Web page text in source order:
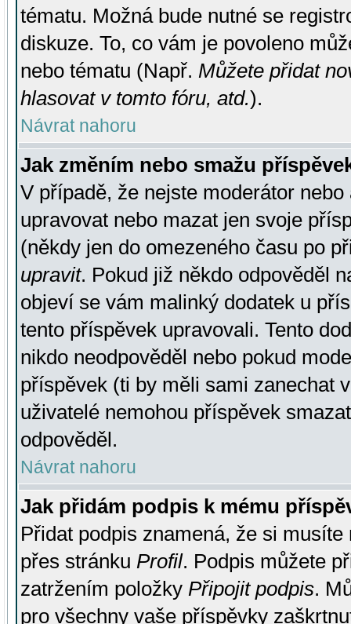
tématu. Možná bude nutné se
diskuze. To, co vám je povoleno
nebo tématu (Např. Můžete přidat
hlasovat v tomto fóru, atd.).
Návrat nahoru
Jak změním nebo smažu
V případě, že nejste moderátor
upravovat nebo mazat jen svoje
(někdy jen do omezeného času po
upravit. Pokud již někdo odpověděl
objeví se vám malinký dodatek u
tento příspěvek upravovali. Tento
nikdo neodpověděl nebo pokud
příspěvek (ti by měli sami zanechat
uživatelé nemohou příspěvek
odpověděl.
Návrat nahoru
Jak přidám podpis k mému
Přidat podpis znamená, že si
přes stránku Profil. Podpis můžete
zatržením položky Připojit podpis.
pro všechny vaše příspěvky